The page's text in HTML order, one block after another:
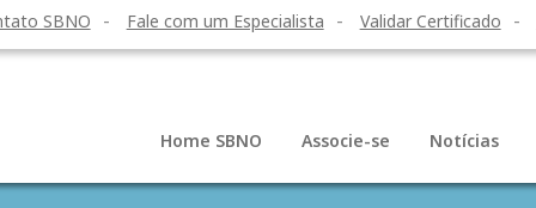
SBNO Fale com um Especialista Validar Certificado
Home SBNO Associe-se Notícias